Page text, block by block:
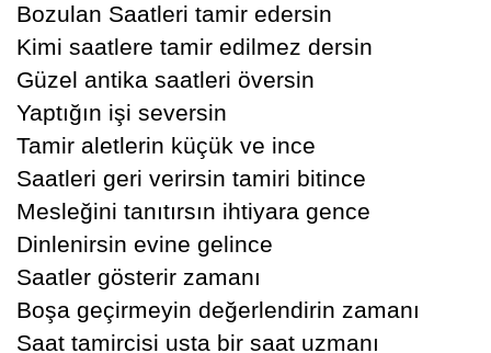
Bozulan Saatleri tamir edersin
Kimi saatlere tamir edilmez dersin
Güzel antika saatleri översin
Yaptığın işi seversin
Tamir aletlerin küçük ve ince
Saatleri geri verirsin tamiri bitince
Mesleğini tanıtırsın ihtiyara gence
Dinlenirsin evine gelince
Saatler gösterir zamanı
Boşa geçirmeyin değerlendirin zamanı
Saat tamircisi usta bir saat uzmanı